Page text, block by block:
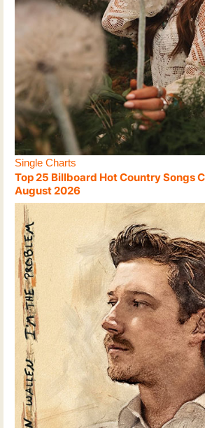
Single Charts
Top 25 Billboard Hot Country Songs
August 2026